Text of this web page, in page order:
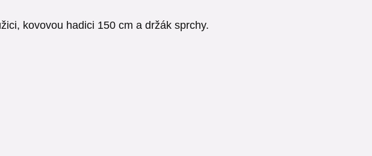
kovovou hadici 150 cm a držák sprchy.